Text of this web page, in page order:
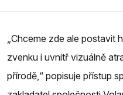
„Chceme zde ale postavit
zvenku i uvnitř vizuálně
přírodě,“ popisuje přístup